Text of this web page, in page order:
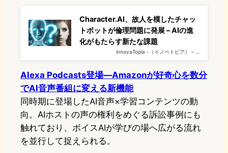
Character.AI、故人を模したチャッ
トボットが倫理問題に発展 – AIの進
化がもたらす新たな課題
innovaTopia -（イノベトピア） – …
Alexa Podcasts登場—Amazonが好奇心を数分
でAI音声番組に変える新機能
同時期に登場したAI音声×学習コンテンツの動
向。AIホストの声の権利をめぐる訴訟事例にも
触れており、ボイスAIが学びの場へ広がる流れ
を並行して捉えられる。